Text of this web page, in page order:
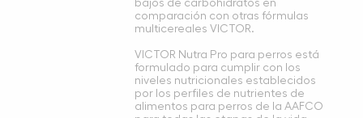
bajos de carbohidratos en
comparación con otras fórmulas
multicereales VICTOR.
VICTOR Nutra Pro para perros está
formulado para cumplir con los
niveles nutricionales establecidos
por los perfiles de nutrientes de
alimentos para perros de la AAFCO